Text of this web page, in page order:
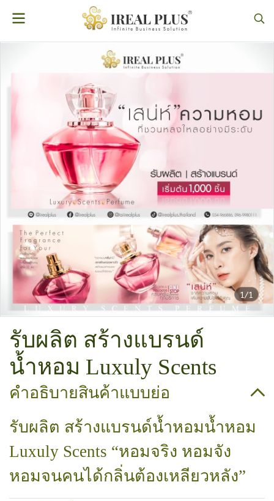
1/1
รับผลิต สร้างแบรนด์
น้ำหอม Luxuly Scents
คำอธิบายสินค้าแบบย่อ
รับผลิต สร้างแบรนด์น้ำหอมน้ำหอม
Luxuly Scents “หอมจริง หอมจัง
หอมจนคนได้กลิ่นต้องเหลียวหลัง”